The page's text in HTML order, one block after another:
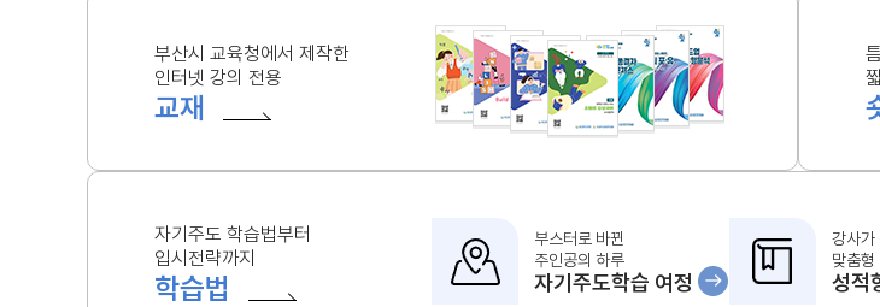
부산시 교육청에서 제작한
인터넷 강의 전용
교재
자기주도 학습법부터
입시전략까지
학습법
부스터로 바뀐
주인공의 하루
자기주도학습 여정
강사가
맞춤형
성적